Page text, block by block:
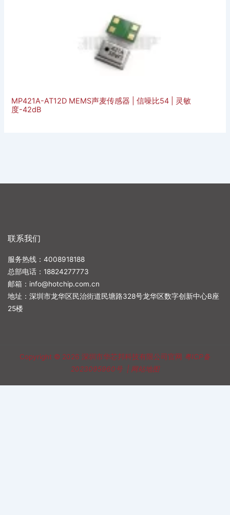
MP421A-AT12D MEMS声麦传感器 | 信噪比54 | 灵敏
度-42dB
联系我们
服务热线：4008918188
总部电话： 18824277773
邮箱： info@hotchip.com.cn
地址：深圳市龙华区民治街道民塘路328号龙华区数字创新中心B座
25楼
Copyright © 2026 深圳市华芯邦科技有限公司官网 粤ICP备
2023095960号| 网站地图